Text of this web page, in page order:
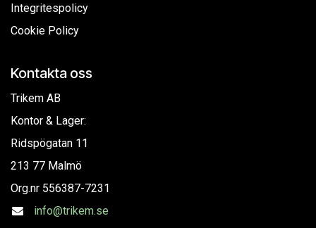
Integritespolicy
Cookie Policy
Kontakta oss
Trikem AB
Kontor & Lager:
Ridspögatan 11
213 77 Malmö
Org.nr 556387-7231
info@trikem.se